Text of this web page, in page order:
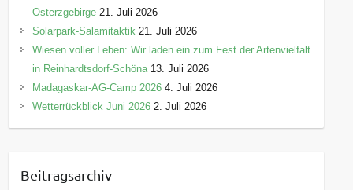
Osterzgebirge 21. Juli 2026
Solarpark-Salamitaktik 21. Juli 2026
Wiesen voller Leben: Wir laden ein zum Fest der Artenvielfalt
in Reinhardtsdorf-Schöna 13. Juli 2026
Madagaskar-AG-Camp 2026 4. Juli 2026
Wetterrückblick Juni 2026 2. Juli 2026
Beitragsarchiv